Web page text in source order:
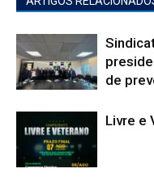
de
Livre e